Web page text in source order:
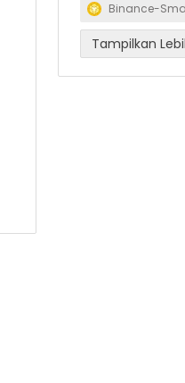
Binance-
Tampilkan